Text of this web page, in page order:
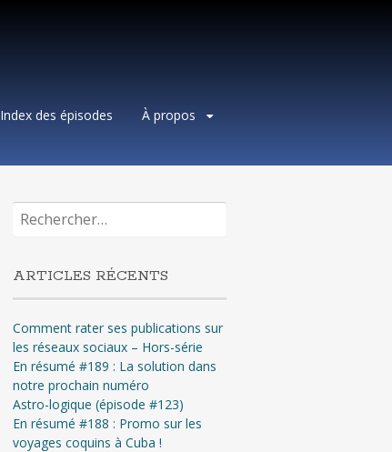
Index des épisodes À propos
Rechercher :
ARTICLES RÉCENTS
Comment rater ses publications sur
les réseaux sociaux – Hors-série
En résumé #189 : La solution dans
notre prochain numéro
Astro-logique (épisode #123)
En résumé #188 : Promo sur les
voyages coquins à Cuba !